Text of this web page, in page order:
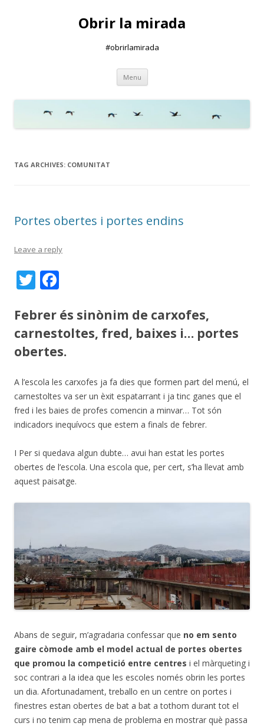
Obrir la mirada
#obrirlamirada
Menu Skip
content
TAG ARCHIVES: COMUNITAT
Portes obertes i portes endins
Leave a reply
T
itt
er
e
b
o
o
k
Febrer és sinònim de carxofes,
carnestoltes, fred, baixes i… portes
obertes.
A l’escola les carxofes ja fa dies que formen part del menú, el
carnestoltes va ser un èxit espatarrant i ja tinc ganes que el
fred i les baies de profes comencin a minvar… Tot són
indicadors inequívocs que estem a finals de febrer.
I Per si quedava algun dubte… avui han estat les portes
obertes de l’escola. Una escola que, per cert, s’ha llevat amb
aquest paisatge.
Abans de seguir, m’agradaria confessar que no em sento
gaire còmode amb el model actual de portes obertes
que promou la competició entre centres i el màrqueting i
soc contrari a la idea que les escoles només obrin les portes
un dia. Afortunadament, treballo en un centre on portes i
finestres estan obertes de bat a bat a tothom durant tot el
curs i no tenim cap mena de problema en mostrar què passa